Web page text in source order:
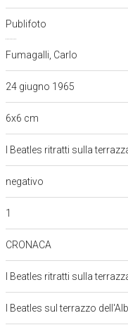
Publifoto
Fumagalli, Carlo
24 giugno 1965
6x6 cm
I Beatles ritratti sulla
negativo
1
CRONACA
I Beatles ritratti sulla
I Beatles sul terrazzo